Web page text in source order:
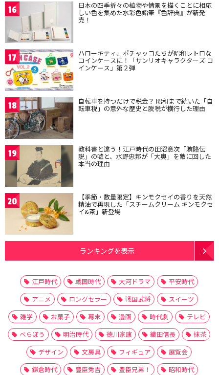
16 日本の四季折々の植物や情景を描くことに相応
しい色を集めた水彩色鉛筆『色辞典』が新発
売！
17 ハローキティ、ポチャッコたちが昭和レトロな
コインケースに！「サンリオキャラクターズ コ
インケース」第２弾
18 自転車を持つだけで税金？ 昭和まで続いた「自
転車税」の意外な歴史と脱税が横行した理由
19 教科書と違う！江戸時代の田沼意次「賄賂伝
説」の嘘と、水野忠邦が「大奥」を敵に回した
本当の理由
20 【季節・数量限定】キンモクセイの香りを天然
精油で再現した「スチームクリーム キンモクセ
イ&茶」新登場
ランキングを表示
江戸時代 戦国時代 大河ドラマ
平安時代
アニメ
ロングセラー 戦国武将
スイーツ
雑学
お菓子 幕末 漫画 時代劇
テレビ
べらぼう
明治時代 徳川家康 織田信長
抹茶
デザイン
文房具 フィギュア
展覧会
鎌倉時代
豊臣秀吉 豊臣兄弟！
昭和時代